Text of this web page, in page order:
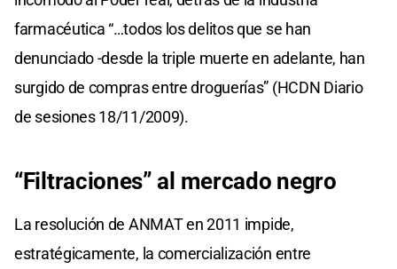
farmacéutica “…todos los delitos que se han
denunciado -desde la triple muerte en adelante, han
surgido de compras entre droguerías” (HCDN Diario
de sesiones 18/11/2009).
“Filtraciones” al mercado negro
La resolución de ANMAT en 2011 impide,
estratégicamente, la comercialización entre